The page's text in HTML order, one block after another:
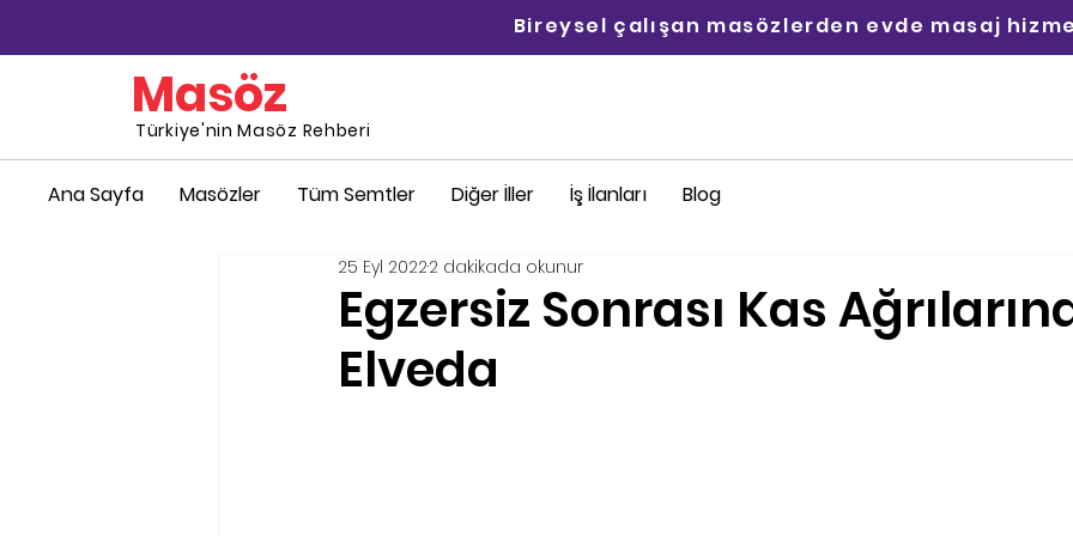
Ana Sayfa Masözler Tüm Semtler Diğer İller İş İlanları Blog
Masöz
Türkiye'nin Masöz Rehberi
Bireysel çalışan masözlerden evde masaj
Egzersiz Sonrası Kas
Elveda
25 Eyl 20222 dakikada okunur